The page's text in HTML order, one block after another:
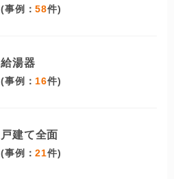
(事例：58件)
給湯器
(事例： 16件)
戸建て全面
(事例：21件)